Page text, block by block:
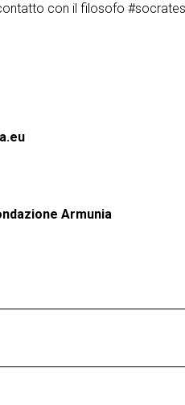
con il filosofo
Armunia
dell’attore: il corpo, la voce,